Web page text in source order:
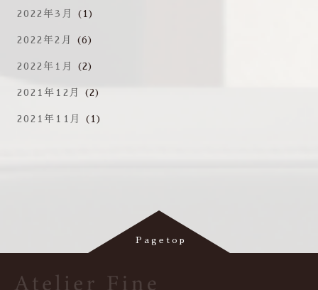
2022年3月 (1)
2022年2月 (6)
2022年1月 (2)
2021年12月 (2)
2021年11月 (1)